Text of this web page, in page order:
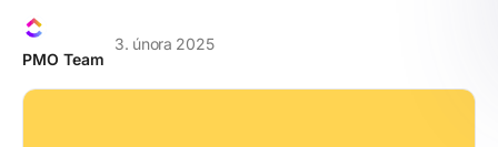
PMO Team
3. února 2025